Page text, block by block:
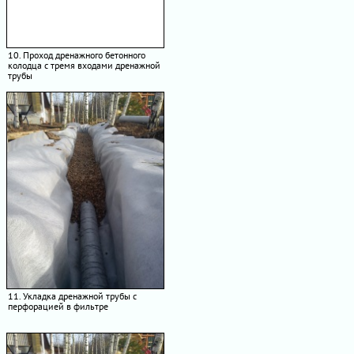
10. Проход дренажного бетонного
колодца с тремя входами дренажной
трубы
11. Укладка дренажной трубы с
перфорацией в фильтре